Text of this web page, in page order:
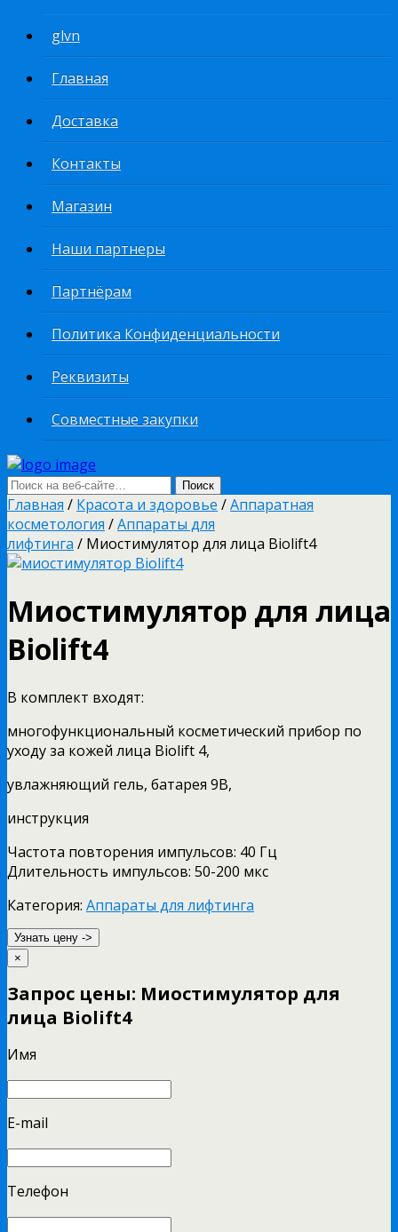
glvn
Главная
Доставка
Контакты
Магазин
Наши партнеры
Партнёрам
Политика Конфиденциальности
Реквизиты
Совместные закупки
Главная / Красота и здоровье /Аппаратная
косметология /Аппараты для
лифтинга / Миостимулятор для лица Biolift4
Миостимулятор для лица
Biolift4
В комплект входят:
многофункциональный косметический прибор по
уходу за кожей лица Biolift 4,
увлажняющий гель, батарея 9В,
инструкция
Частота повторения импульсов: 40 Гц
Длительность импульсов: 50-200 мкс
Категория: Аппараты для лифтинга
Узнать цену ->
×
Запрос цены: Миостимулятор для
лица Biolift4
Имя
E-mail
Телефон